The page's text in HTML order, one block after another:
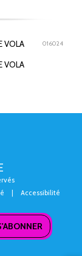
VOLA 016024
VOLA
Accessibilité